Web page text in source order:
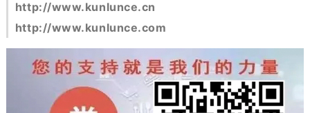
http://www.kunlunce.cn
http://www.kunlunce.com